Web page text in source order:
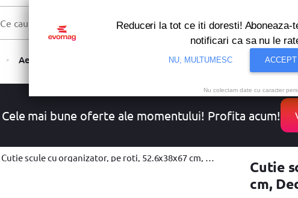
Aer Conditionat Oferte Resigilate Solutii
Cele mai bune oferte ale momentului! Profita acum!
Cutie scule cu organizator, pe roti, 52.6x38x67 cm, Dedra
Cutie
cm,
Reduceri la tot ce iti doresti! Aboneaza-
notificari ca sa nu le
NU, MULTUMESC ACCEPT
Nu colectam date cu caracter